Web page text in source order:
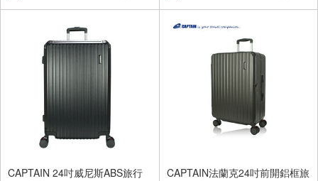
CAPTAIN 24吋威尼斯ABS旅行
CAPTAIN法蘭克24吋前開鋁框旅